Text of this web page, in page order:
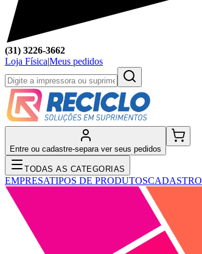
(31) 3226-3662
Loja Física|Meus pedidos
Entre ou cadastre-separa ver seus pedidos
TODAS AS CATEGORIAS
EMPRESATIPOS DE PRODUTOSCADASTRO